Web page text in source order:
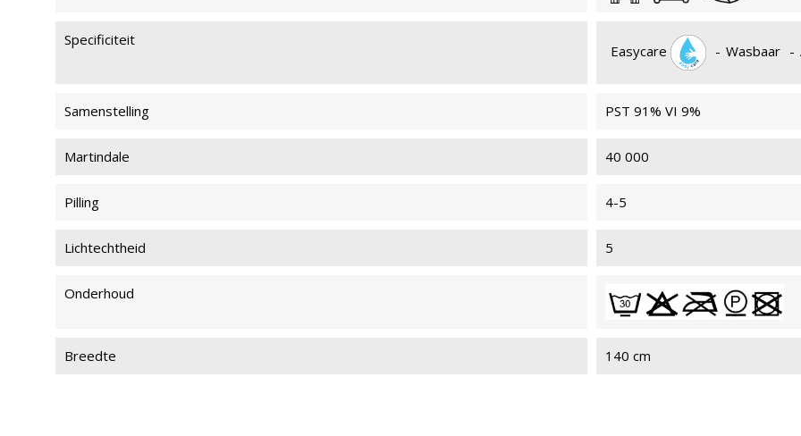
ERNEST 021
Specificiteit
Easycare - Wasbaar -
Samenstelling PST 91% VI 9%
Martindale 40 000
Pilling 4-5
Lichtechtheid 5
Onderhoud
Breedte 140 cm